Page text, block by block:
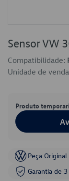
Sensor VW
Compatibilidade:
Unidade de
Produto
Peça
Garantia de